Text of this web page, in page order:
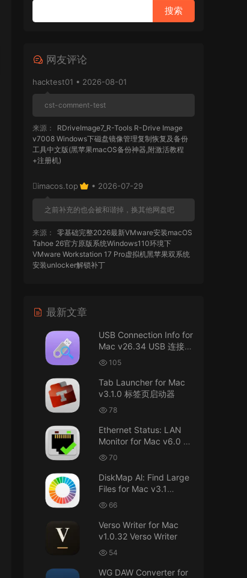
网友评论
hacktest01 • 2026-08-01
cst-comment-test
来源：
RDriveImage7_R-Tools R-Drive Image
v7008 Windows下磁盘镜像管理复制恢复及备份
工具中文版(黑苹果macOS备份神器,附激活教程
+注册机)
imacos.top • 2026-07-29
之前补充的也会被和谐掉，换其他网盘吧
来源：
零基础完整2026最新VMware安装macOS
Tahoe 26官方原版系统Windows110环境下
VMware Workstation 17 Pro虚拟机黑苹果双系统
安装unlocker解锁补丁
AIO = All In One，一站式整合完整版
来源：
DaVinci Resolve Studio 21 for Mac
v21.0.3 AIO 达芬奇世界顶级调色软件
Mac长存
接！直接从苹果公司下载。
u8562248263583923 • 2026-07-29
黑苹果已死
来源： macOS Golden Gate 27 完整安装包链
接！直接从苹果公司下载。
u6525353742092371 • 2026-07-26
最新文章
USB Connection Info for
Mac v26.34 USB 连接信
息 105
Tab Launcher for Mac
v3.1.0 标签页启动器
78
Ethernet Status: LAN
Monitor for Mac v6.0 以
太网状态：LAN 监控
70
DiskMap Al: Find Large
Files for Mac v3.1
DiskMap AL：查找大文
件
66
Verso Writer for Mac
v1.0.32 Verso Writer
54
WG DAW Converter for